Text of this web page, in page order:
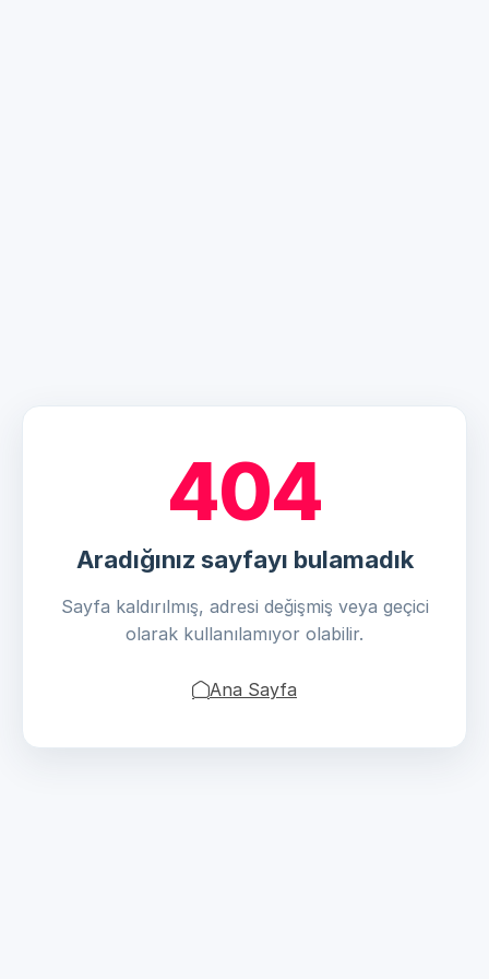
404
Aradığınız sayfayı bulamadık
Sayfa kaldırılmış, adresi değişmiş veya geçici
olarak kullanılamıyor olabilir.
Ana Sayfa